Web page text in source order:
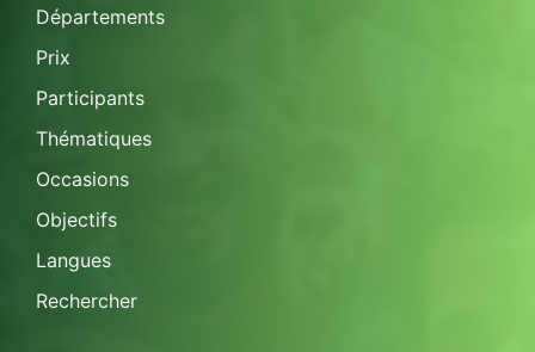
Départements
Prix
Participants
Thématiques
Occasions
Objectifs
Langues
Rechercher